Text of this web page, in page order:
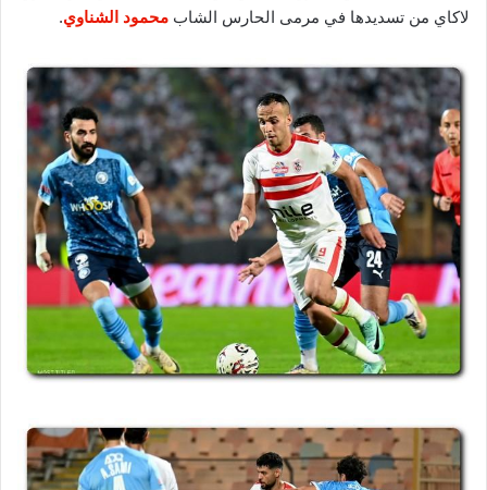
لاكاي من تسديدها في مرمى الحارس الشاب محمود الشناوي.